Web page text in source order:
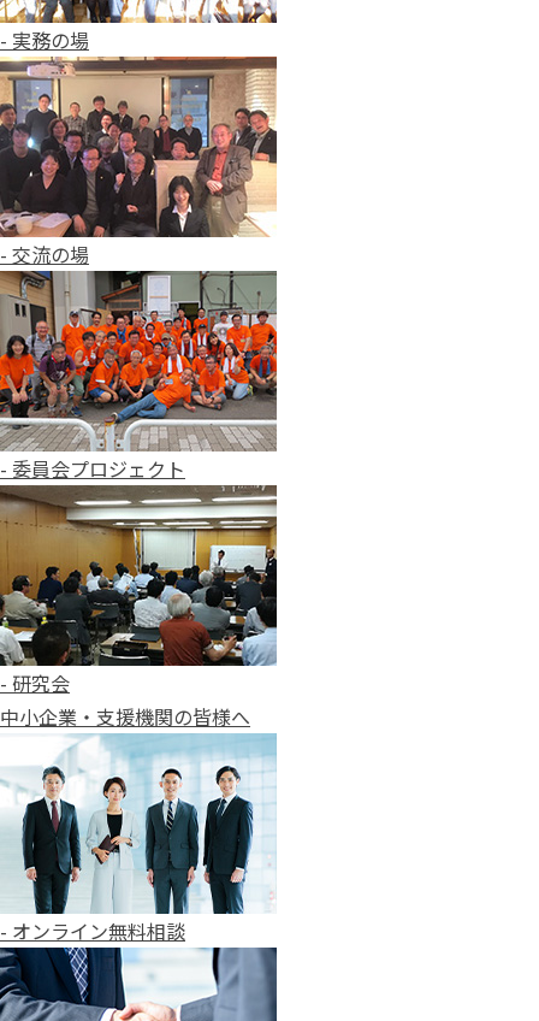
- 実務の場
- 交流の場
- 委員会プロジェクト
- 研究会
中小企業・支援機関の皆様へ
- オンライン無料相談